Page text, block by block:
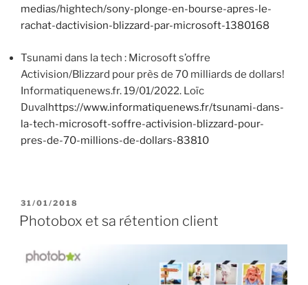
medias/hightech/sony-plonge-en-bourse-apres-le-
rachat-dactivision-blizzard-par-microsoft-1380168
Tsunami dans la tech : Microsoft s’offre
Activision/Blizzard pour près de 70 milliards de dollars!
Informatiquenews.fr. 19/01/2022. Loïc
Duvalhttps://www.informatiquenews.fr/tsunami-dans-
la-tech-microsoft-soffre-activision-blizzard-pour-
pres-de-70-millions-de-dollars-83810
P
U
B
É
31/01/2018
Photobox et sa rétention client